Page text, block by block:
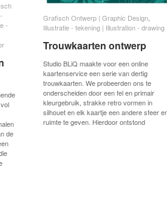
-
de
-
Grafisch Ontwerp | Graphic Design
Illustratie - tekening | Illustration - drawing
Trouwkaarten ontwerp
Studio BLiQ maakte voor een online
kaartenservice een serie van dertig
trouwkaarten. We probeerden ons te
onderscheiden door een fel en primair
kleurgebruik, strakke retro vormen in
silhouet en elk kaartje een andere sfeer
ruimte te geven. Hierdoor ontstond
Grafisch Ontwerp | Graphic Design
Illustratie - tekening | Illustration - drawing
Trouwkaarten ontwerp